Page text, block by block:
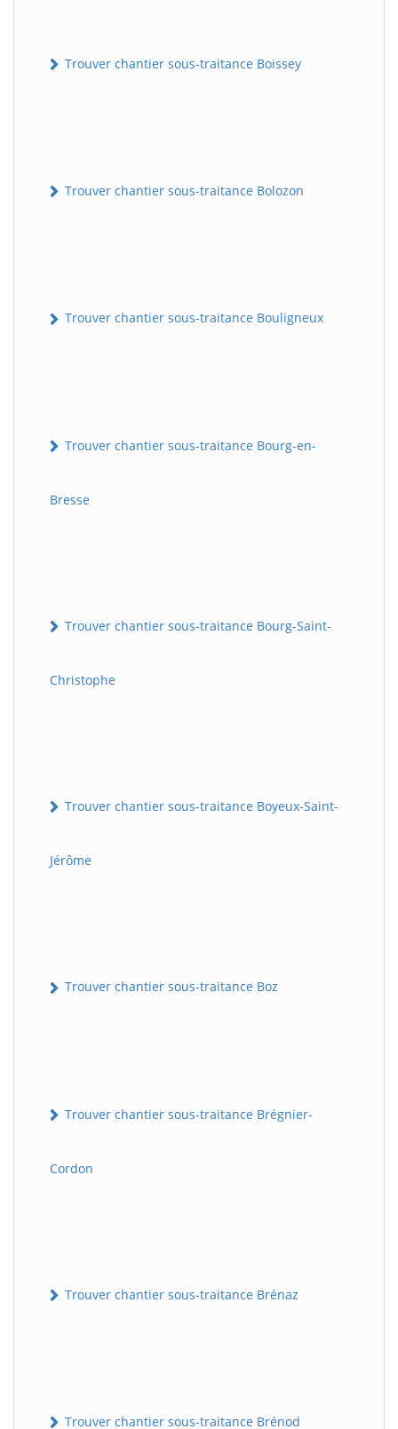
Trouver chantier sous-traitance Boissey
Trouver chantier sous-traitance Bolozon
Trouver chantier sous-traitance Bouligneux
Trouver chantier sous-traitance Bourg-en-
Bresse
Trouver chantier sous-traitance Bourg-Saint-
Christophe
Trouver chantier sous-traitance Boyeux-Saint-
Jérôme
Trouver chantier sous-traitance Boz
Trouver chantier sous-traitance Brégnier-
Cordon
Trouver chantier sous-traitance Brénaz
Trouver chantier sous-traitance Brénod